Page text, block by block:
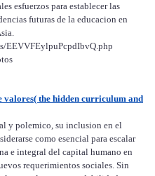
esfuerzos para establecer las
futuras de la educacion en
EEVVFEylpuPcpdIbvQ.php
the hidden curriculum and
y polemico, su inclusion en el
como esencial para escalar
e integral del capital humano en
requerimientos sociales. Sin